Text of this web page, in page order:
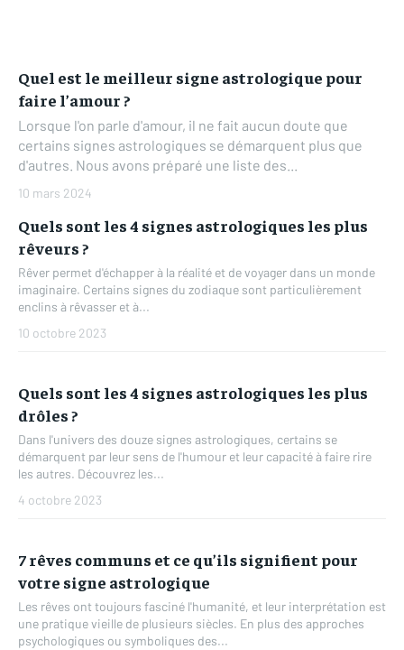
Quel est le meilleur signe astrologique pour
faire l’amour ?
Lorsque l'on parle d'amour, il ne fait aucun doute que
certains signes astrologiques se démarquent plus que
d'autres. Nous avons préparé une liste des...
10 mars 2024
Quels sont les 4 signes astrologiques les plus
rêveurs ?
Rêver permet d'échapper à la réalité et de voyager dans un monde
imaginaire. Certains signes du zodiaque sont particulièrement
enclins à rêvasser et à...
10 octobre 2023
Quels sont les 4 signes astrologiques les plus
drôles ?
Dans l'univers des douze signes astrologiques, certains se
démarquent par leur sens de l'humour et leur capacité à faire rire
les autres. Découvrez les...
4 octobre 2023
7 rêves communs et ce qu’ils signifient pour
votre signe astrologique
Les rêves ont toujours fasciné l'humanité, et leur interprétation est
une pratique vieille de plusieurs siècles. En plus des approches
psychologiques ou symboliques des...